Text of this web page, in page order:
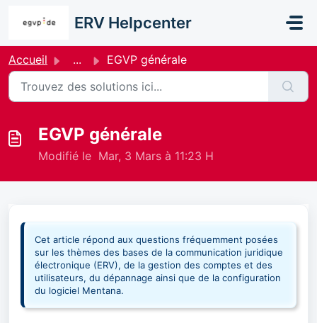
ERV Helpcenter
Accueil ... EGVP générale
EGVP générale
Modifié le Mar, 3 Mars à 11:23 H
Cet article répond aux questions fréquemment posées
sur les thèmes des bases de la communication juridique
électronique (ERV), de la gestion des comptes et des
utilisateurs, du dépannage ainsi que de la configuration
du logiciel Mentana.